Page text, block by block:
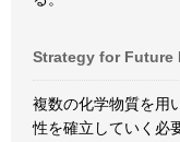
Strategy for Future
複数の化学物質を用
性を確立していく必